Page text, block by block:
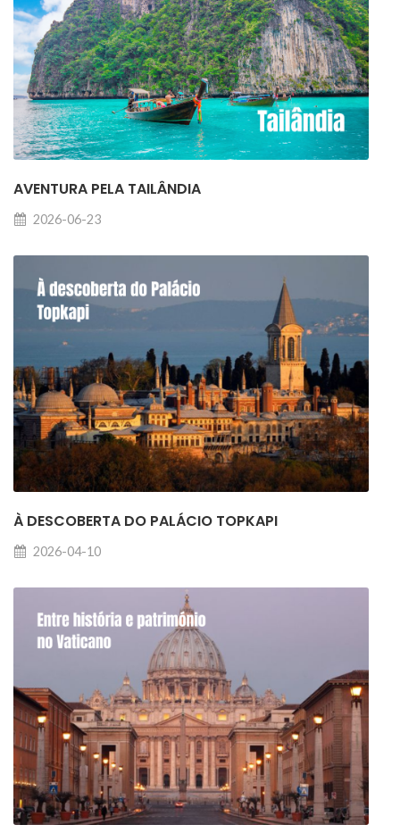
AVENTURA PELA TAILÂNDIA
2026-06-23
À DESCOBERTA DO PALÁCIO TOPKAPI
2026-04-10